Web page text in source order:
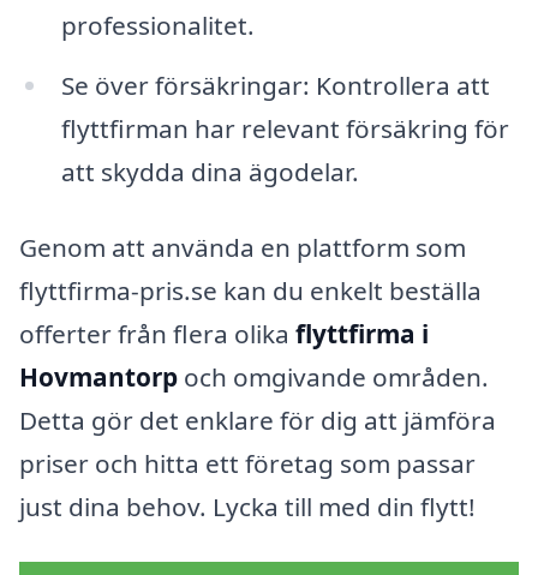
professionalitet.
Se över försäkringar: Kontrollera att
flyttfirman har relevant försäkring för
att skydda dina ägodelar.
Genom att använda en plattform som
flyttfirma-pris.se kan du enkelt beställa
offerter från flera olika flyttfirma i
Hovmantorp och omgivande områden.
Detta gör det enklare för dig att jämföra
priser och hitta ett företag som passar
just dina behov. Lycka till med din flytt!